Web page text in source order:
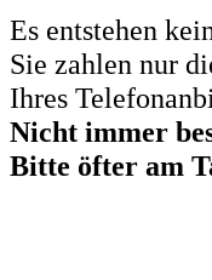
Es entstehen
Sie zahlen nur
Ihres
Nicht immer
Bitte öfter am